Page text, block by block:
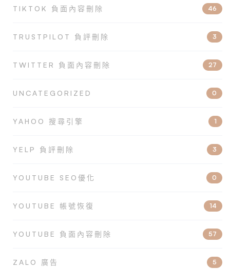
TIKTOK 負面內容刪除 46
TRUSTPILOT 負評刪除 3
TWITTER 負面內容刪除 27
UNCATEGORIZED 0
YAHOO 搜尋引擎 1
YELP 負評刪除 3
YOUTUBE SEO優化 0
YOUTUBE 帳號恢復 14
YOUTUBE 負面內容刪除 57
ZALO 廣告 5